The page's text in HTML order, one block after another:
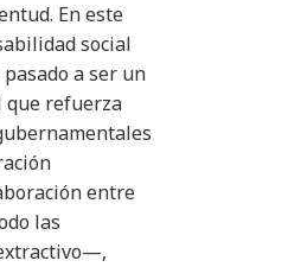
En este
social
a ser un
que refuerza
entre
las